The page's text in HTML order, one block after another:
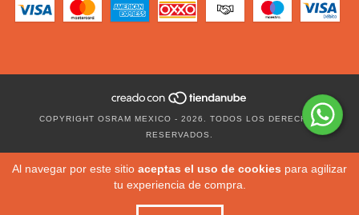
Al navegar por este sitio aceptas el uso de cookies para agilizar
tu experiencia de compra.
COPYRIGHT OSRAM MEXICO - 2026. TODOS LOS DERECHOS
RESERVADOS.